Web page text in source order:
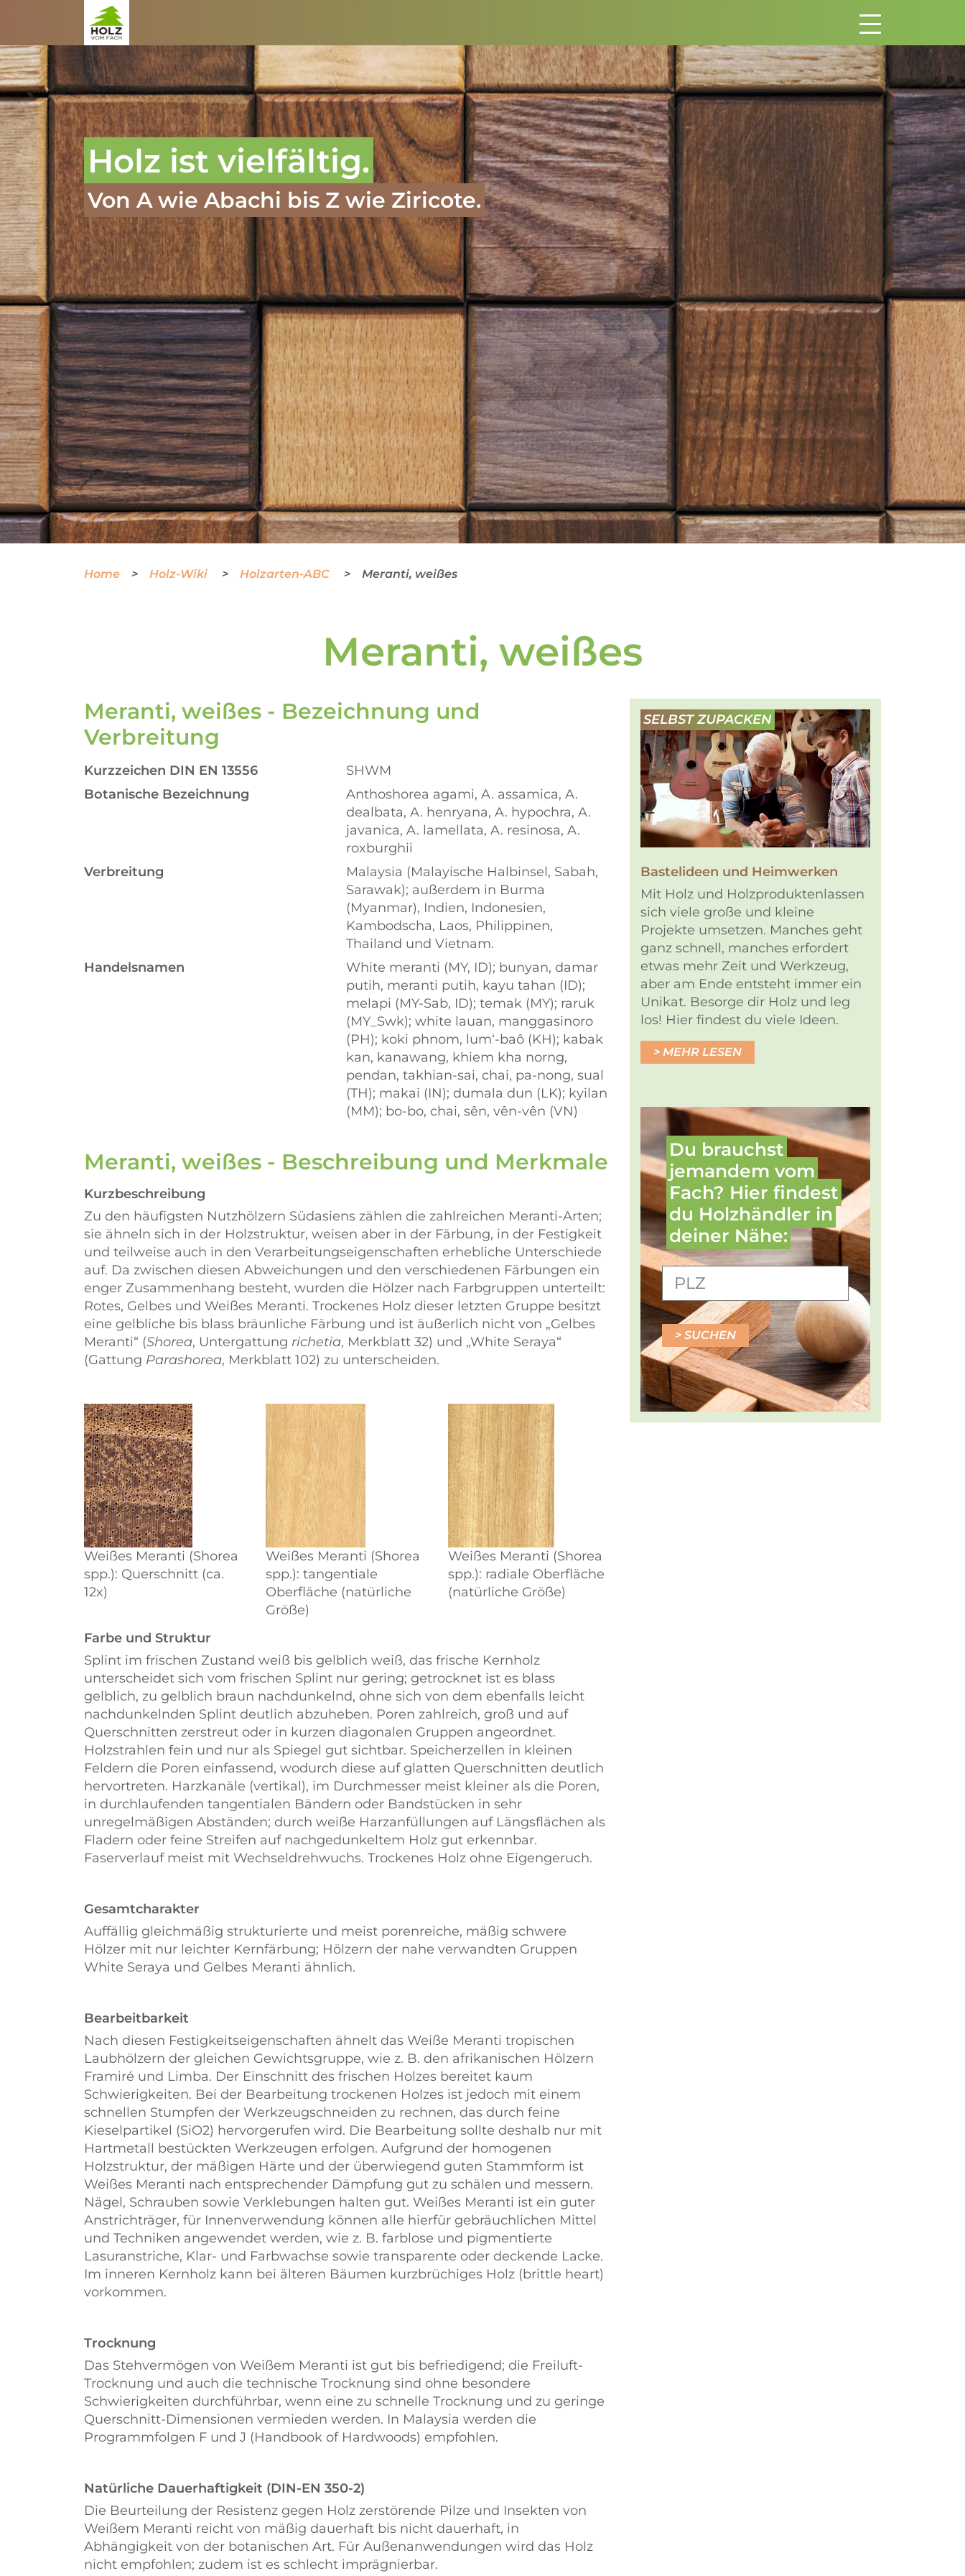
Zum Inhalt springen
Holz ist vielfältig.
Von A wie Abachi bis Z wie Ziricote.
Home Holz-Wiki Holzarten-ABC Meranti, weißes
Meranti, weißes
Meranti, weißes - Bezeichnung und
Verbreitung
Kurzzeichen DIN EN 13556
SHWM
Botanische Bezeichnung
Anthoshorea agami, A. assamica, A.
dealbata, A. henryana, A. hypochra, A.
javanica, A. lamellata, A. resinosa, A.
roxburghii
Verbreitung
Malaysia (Malayische Halbinsel, Sabah,
Sarawak); außerdem in Burma
(Myanmar), Indien, Indonesien,
Kambodscha, Laos, Philippinen,
Thailand und Vietnam.
Handelsnamen
White meranti (MY, ID); bunyan, damar
putih, meranti putih, kayu tahan (ID);
melapi (MY-Sab, ID); temak (MY); raruk
(MY_Swk); white lauan, manggasinoro
(PH); koki phnom, lum‘-baô (KH); kabak
kan, kanawang, khiem kha norng,
pendan, takhian-sai, chai, pa-nong, sual
(TH); makai (IN); dumala dun (LK); kyilan
(MM); bo-bo, chai, sên, vên-vên (VN)
Meranti, weißes - Beschreibung und Merkmale
Kurzbeschreibung
Zu den häufigsten Nutzhölzern Südasiens zählen die zahlreichen Meranti-Arten;
sie ähneln sich in der Holzstruktur, weisen aber in der Färbung, in der Festigkeit
und teilweise auch in den Verarbeitungseigenschaften erhebliche Unterschiede
auf. Da zwischen diesen Abweichungen und den verschiedenen Färbungen ein
enger Zusammenhang besteht, wurden die Hölzer nach Farbgruppen unterteilt:
Rotes, Gelbes und Weißes Meranti. Trockenes Holz dieser letzten Gruppe besitzt
eine gelbliche bis blass bräunliche Färbung und ist äußerlich nicht von
Gelbes
Meranti
(Shorea, Untergattung richetia, Merkblatt 32) und White Seraya
(Gattung Parashorea, Merkblatt 102) zu unterscheiden.
Weißes Meranti (Shorea
spp.): Querschnitt (ca.
12x)
Weißes Meranti (Shorea
spp.): tangentiale
Oberfläche (natürliche
Größe)
Weißes Meranti (Shorea
spp.): radiale Oberfläche
(natürliche Größe)
Farbe und Struktur
Splint im frischen Zustand weiß bis gelblich weiß, das frische Kernholz
unterscheidet sich vom frischen Splint nur gering; getrocknet ist es blass
gelblich, zu gelblich braun nachdunkelnd, ohne sich von dem ebenfalls leicht
nachdunkelnden Splint deutlich abzuheben. Poren zahlreich, groß und auf
Querschnitten zerstreut oder in kurzen diagonalen Gruppen angeordnet.
Holzstrahlen fein und nur als Spiegel gut sichtbar. Speicherzellen in kleinen
Feldern die Poren einfassend, wodurch diese auf glatten Querschnitten deutlich
hervortreten. Harzkanäle (vertikal), im Durchmesser meist kleiner als die Poren,
in durchlaufenden tangentialen Bändern oder Bandstücken in sehr
unregelmäßigen Abständen; durch weiße Harzanfüllungen auf Längsflächen als
Fladern oder feine Streifen auf nachgedunkeltem Holz gut erkennbar.
Faserverlauf meist mit Wechseldrehwuchs. Trockenes Holz ohne Eigengeruch.
Gesamtcharakter
Auffällig gleichmäßig strukturierte und meist porenreiche, mäßig schwere
Hölzer mit nur leichter Kernfärbung; Hölzern der nahe verwandten Gruppen
White Seraya und Gelbes Meranti ähnlich.
Bearbeitbarkeit
Nach diesen Festigkeitseigenschaften ähnelt das Weiße Meranti tropischen
Laubhölzern der gleichen Gewichtsgruppe, wie z. B. den afrikanischen Hölzern
Framiré und Limba. Der Einschnitt des frischen Holzes bereitet kaum
Schwierigkeiten. Bei der Bearbeitung trockenen Holzes ist jedoch mit einem
schnellen Stumpfen der Werkzeugschneiden zu rechnen, das durch feine
Kieselpartikel (SiO2) hervorgerufen wird. Die Bearbeitung sollte deshalb nur mit
Hartmetall bestückten Werkzeugen erfolgen. Aufgrund der homogenen
Holzstruktur, der mäßigen Härte und der überwiegend guten Stammform ist
Weißes Meranti nach entsprechender Dämpfung gut zu schälen und messern.
Nägel, Schrauben sowie Verklebungen halten gut. Weißes Meranti ist ein guter
Anstrichträger, für Innenverwendung können alle hierfür gebräuchlichen Mittel
und Techniken angewendet werden, wie z. B. farblose und pigmentierte
Lasuranstriche, Klar- und Farbwachse sowie transparente oder deckende Lacke.
Im inneren Kernholz kann bei älteren Bäumen kurzbrüchiges Holz (brittle heart)
vorkommen.
Trocknung
Das Stehvermögen von Weißem Meranti ist gut bis befriedigend; die Freiluft-
Trocknung und auch die technische Trocknung sind ohne besondere
Schwierigkeiten durchführbar, wenn eine zu schnelle Trocknung und zu geringe
Querschnitt-Dimensionen vermieden werden. In Malaysia werden die
Programmfolgen F und J (Handbook of Hardwoods) empfohlen.
Natürliche Dauerhaftigkeit (DIN-EN 350-2)
Die Beurteilung der Resistenz gegen Holz zerstörende Pilze und Insekten von
Weißem Meranti reicht von mäßig dauerhaft bis nicht dauerhaft, in
Abhängigkeit von der botanischen Art. Für Außenanwendungen wird das Holz
nicht empfohlen; zudem ist es schlecht imprägnierbar.
SELBST ZUPACKEN
Bastelideen und Heimwerken
Mit Holz und Holzproduktenlassen
sich viele große und kleine
Projekte umsetzen. Manches geht
ganz schnell, manches erfordert
etwas mehr Zeit und Werkzeug,
aber am Ende entsteht immer ein
Unikat. Besorge dir Holz und leg
los! Hier findest du viele Ideen.
MEHR LESEN
Du brauchst
jemandem vom
Fach? Hier findest
du Holz­händler in
deiner Nähe:
SUCHEN